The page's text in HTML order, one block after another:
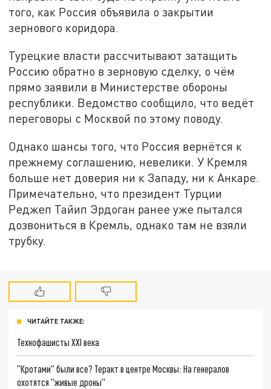
того, как Россия объявила о закрытии
зернового коридора.
Турецкие власти рассчитывают затащить
Россию обратно в зерновую сделку, о чём
прямо заявили в Министерстве обороны
республики. Ведомство сообщило, что ведёт
переговоры с Москвой по этому поводу.
Однако шансы того, что Россия вернётся к
прежнему соглашению, невелики. У Кремля
больше нет доверия ни к Западу, ни к Анкаре.
Примечательно, что президент Турции
Реджеп Тайип Эрдоган ранее уже пытался
дозвониться в Кремль, однако там не взяли
трубку.
ЧИТАЙТЕ ТАКЖЕ:
Технофашисты XXI века
"Кротами" были все? Теракт в центре Москвы: На генералов
охотятся "живые дроны"